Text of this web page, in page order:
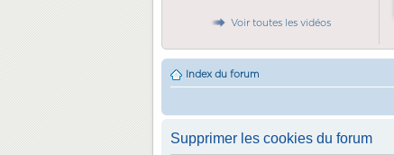
Voir toutes les vidéos
Index du forum
Supprimer les cookies du forum